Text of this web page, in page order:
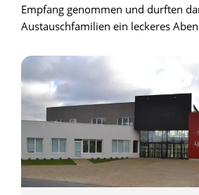
Empfang genommen und durften
Austauschfamilien ein leckeres